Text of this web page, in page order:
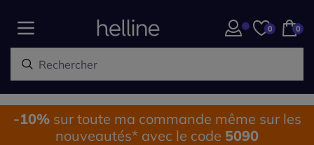
0 0
-10%sur toute ma commande même sur les
nouveautés* avec le code 5090